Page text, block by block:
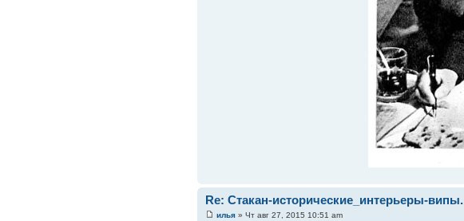
Re: Стакан-исторические_интерьеры-випы.
илья » Чт авг 27, 2015 10:51 am